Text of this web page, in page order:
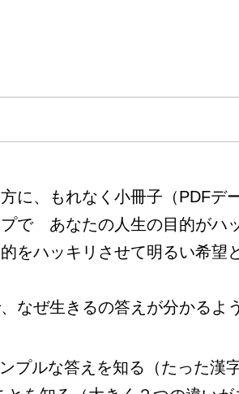
に、もれなく小冊子（PDFデ
プで あなたの人生の目的がハ
をハッキリさせて明るい希望
なぜ生きるの答えが分かるよ
プルな答えを知る（たった漢